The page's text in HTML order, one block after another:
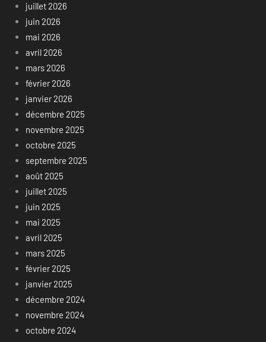
juillet 2026
juin 2026
mai 2026
avril 2026
mars 2026
février 2026
janvier 2026
décembre 2025
novembre 2025
octobre 2025
septembre 2025
août 2025
juillet 2025
juin 2025
mai 2025
avril 2025
mars 2025
février 2025
janvier 2025
décembre 2024
novembre 2024
octobre 2024